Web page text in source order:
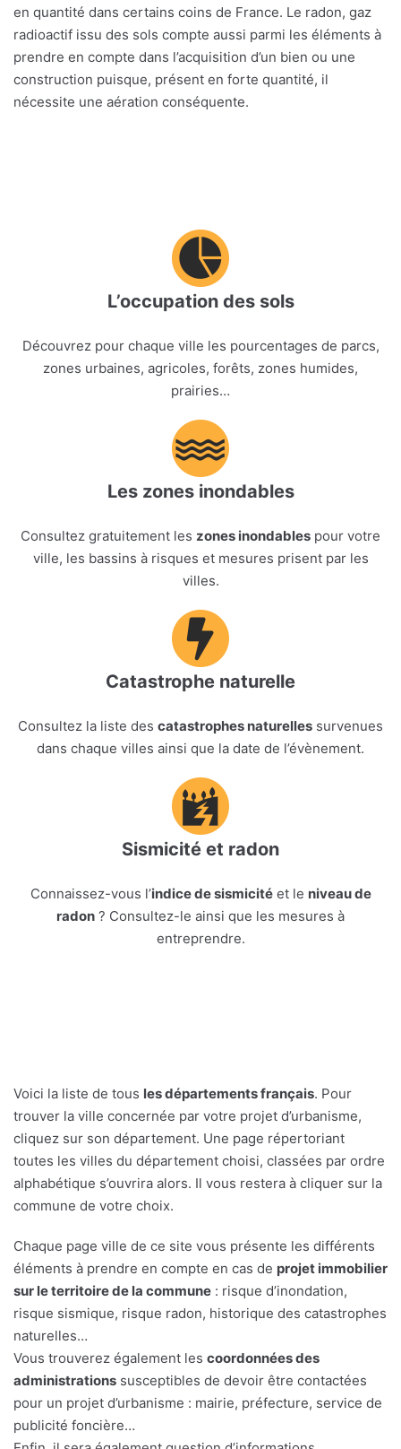
en quantité dans certains coins de France. Le radon, gaz
radioactif issu des sols compte aussi parmi les éléments à
prendre en compte dans l’acquisition d’un bien ou une
construction puisque, présent en forte quantité, il
nécessite une aération conséquente.
L’occupation des sols
Découvrez pour chaque ville les pourcentages de parcs,
zones urbaines, agricoles, forêts, zones humides,
prairies…
Les zones inondables
Consultez gratuitement les zones inondables pour votre
ville, les bassins à risques et mesures prisent par les
villes.
Catastrophe naturelle
Consultez la liste des catastrophes naturelles survenues
dans chaque villes ainsi que la date de l’évènement.
Sismicité et radon
Connaissez-vous l’indice de sismicitéet le niveau de
radon ? Consultez-le ainsi que les mesures à
entreprendre.
Voici la liste de tous les départements français. Pour
trouver la ville concernée par votre projet d’urbanisme,
cliquez sur son département. Une page répertoriant
toutes les villes du département choisi, classées par ordre
alphabétique s’ouvrira alors. Il vous restera à cliquer sur la
commune de votre choix.
Chaque page ville de ce site vous présente les différents
éléments à prendre en compte en cas de projet immobilier
sur le territoire de la commune : risque d’inondation,
risque sismique, risque radon, historique des catastrophes
naturelles…
Vous trouverez également les coordonnées des
administrations susceptibles de devoir être contactées
pour un projet d’urbanisme : mairie, préfecture, service de
publicité foncière…